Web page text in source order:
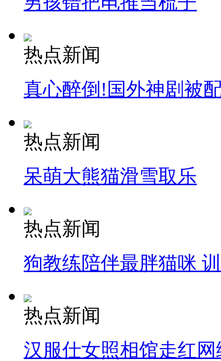
热点新闻
真心醉倒!国外神剧被
热点新闻
呆萌大熊猫滑雪取乐
热点新闻
狗教练陪伴最胖猫咪
热点新闻
汉服仕女照相馆走红网